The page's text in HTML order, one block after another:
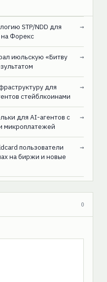
STP/NDD для
Форекс
→
июльскую «Битву
→
для
стейблкоинами
→
для AI-агентов с
микроплатежей
→
пользователи
на биржи и новые
→
0